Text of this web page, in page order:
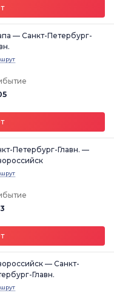
— Санкт-Петербург-
Петербург-Главн. —
— Санкт-
Главн.